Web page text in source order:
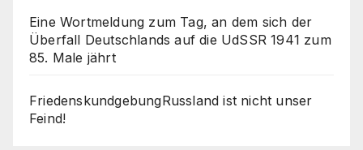
Eine Wortmeldung zum Tag, an dem sich der
Überfall Deutschlands auf die UdSSR 1941 zum
85. Male jährt
FriedenskundgebungRussland ist nicht unser
Feind!